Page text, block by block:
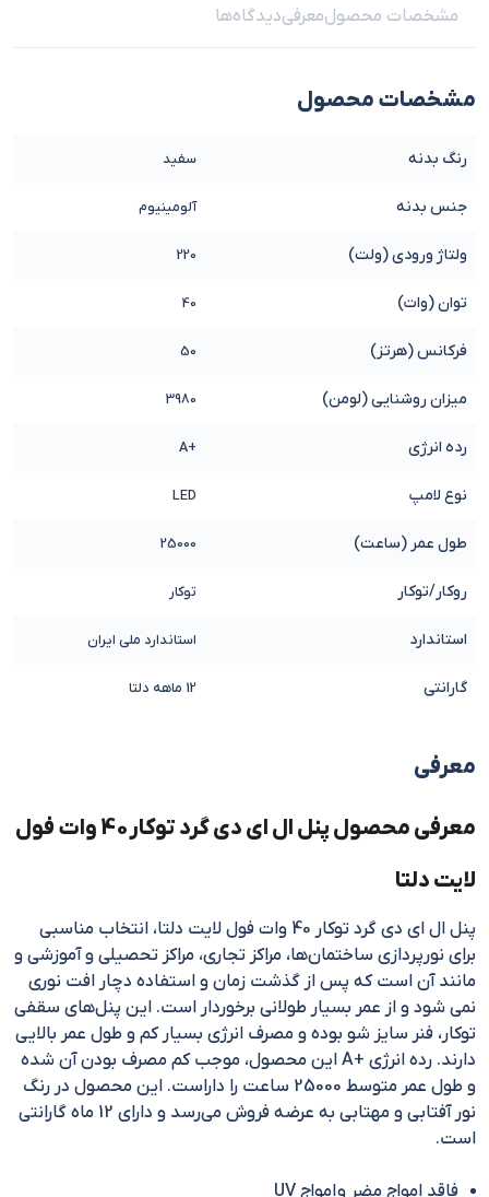
مشخصات محصولمعرفیدیدگاه‌ها
مشخصات محصول
رنگ بدنه سفید
جنس بدنه آلومینیوم
ولتاژ ورودی (ولت) 220
توان (وات) 40
فرکانس (هرتز) 50
میزان روشنایی (لومن) 3980
رده انرژی +A
نوع لامپ LED
طول عمر (ساعت) 25000
روکار/توکار توکار
استاندارد استاندارد ملی ایران
گارانتی 12 ماهه دلتا
معرفی
معرفی محصول پنل ال ای دی گرد توکار40 وات فول
لایت دلتا
پنل ال ای دی گرد توکار 40 وات فول لایت دلتا، انتخاب مناسبی
برای نورپردازی ساختمان‌ها، مراکز تجاری، مراکز تحصیلی و آموزشی و
مانند آن است که پس از گذشت زمان و استفاده دچار افت نوری
نمی شود و از عمر بسیار طولانی برخوردار است. این پنل‌های سقفی
توکار، فنر سایز شو بوده و مصرف انرژی بسیار کم و طول عمر بالایی
دارند. رده انرژی +A این محصول، موجب کم مصرف بودن آن شده
و طول عمر متوسط 25000 ساعت را داراست. این محصول در رنگ
نور آفتابی و مهتابی به عرضه فروش می‌رسد و دارای 12 ماه گارانتی
است.
فاقد امواج مضر و امواج UV